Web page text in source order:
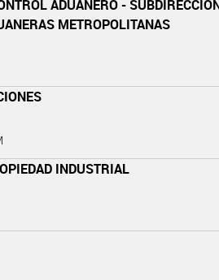
ADUANERO -
METROPOLITANAS
INDUSTRIAL